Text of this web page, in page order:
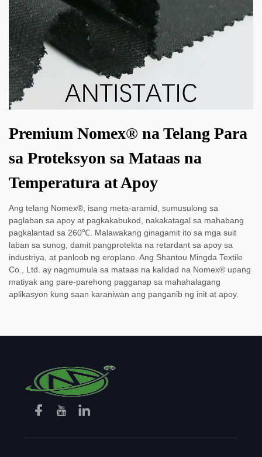
Premium Nomex® na Telang Para
sa Proteksyon sa Mataas na
Temperatura at Apoy
Ang telang Nomex®, isang meta-aramid, sumusulong sa
paglaban sa apoy at pagkakabukod, nakakatagal sa mahabang
pagkalantad sa 260℃. Malawakang ginagamit ito sa mga suit
laban sa sunog, damit pangprotekta na retardant sa apoy sa
industriya, at panloob ng eroplano. Ang Shantou Mingda Textile
Co., Ltd. ay nagmumula sa mataas na kalidad na Nomex® upang
matiyak ang pare-parehong pagganap sa mahahalagang
aplikasyon kung saan karaniwan ang panganib ng init at apoy.